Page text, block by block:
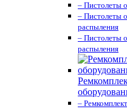
– Пистолеты
– Пистолеты
распыления
– Пистолеты
распыления
–